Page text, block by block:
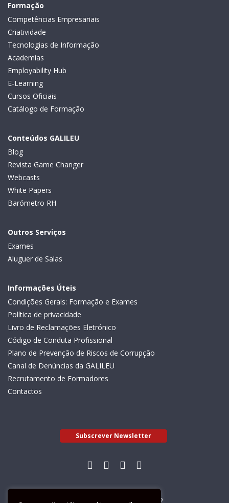
Formação
Competências Empresariais
Criatividade
Tecnologias de Informação
Academias
Employability Hub
E-Learning
Cursos Oficiais
Catálogo de Formação
Conteúdos GALILEU
Blog
Revista Game Changer
Webcasts
White Papers
Barómetro RH
Outros Serviços
Exames
Aluguer de Salas
Informações Úteis
Condições Gerais: Formação e Exames
Política de privacidade
Livro de Reclamações Eletrónico
Código de Conduta Profissional
Plano de Prevenção de Riscos de Corrupção
Canal de Denúncias da GALILEU
Recrutamento de Formadores
Contactos
Subscrever Newsletter
Livro de Reclamações Electrónico